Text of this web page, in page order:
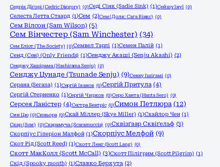
Седрік Діґорі (Cedric Diggory) (0)Седі Сінк (Sadie Sink) (1)Сейшу Інуї (0)
Селеста Летта Стаард (1)Сем (2)Сем (Доля: Сага Вінкс) (0)
Сем Вілсон (Sam Wilson) (5)
Сем Вінчестер (Sam Winchester) (34)
Сем Еліот (The Society) (0)Семвел Тарлі (1)Семен Палій (1)
Сенд (Сен) (Only Friends) (1)Сенджу Акаші (Senju Akashi) (2)
Сенджу Хашірама (Hashirama Senju) (0)
Сенджу Цунаде (Tsunade Senju) (9)Сенку Ішігамі (0)
Серана (Serana) (1)Сергій Іванов (0)Сергій Притула (4)
Сергій Стерненко (1)Сергій Чирков (0)Серо Ханта (Hanta Sero) (0)
Серсея Ланістер (4)Сестра Беатріс (0)Симон Петлюра (12)
Син Цю (0)Синьора (0)Скай Міллер (Skye Miller) (1)Скайлор Чен (1)
Скар (Scar) (0)Скарамуча (Scaramuccia) (0)Сквізґаар Сквіґельф (3)
Скорпіус Гіперіон Малфой (1)Скорпіус Мелфой (9)
Скот Рід (Scott Reed) (1)Скотт Ленг (Scott Lang) (0)
Скотт МакКолл (Scott McCall) (3)Скотт Пілігрим (Scott Pilgrim) (1)
Скід (Spooky month) (1)Славко Беркута (2)